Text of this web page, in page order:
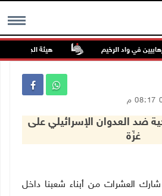
MENU
هيئة الجدار: الاحتلال يطرح عطاءً لبناء 627 وحدة
ضد العدوان الإسرائيلي على
غزّة
2022 وفا- شارك العشرات من أبناء شعبنا داخل